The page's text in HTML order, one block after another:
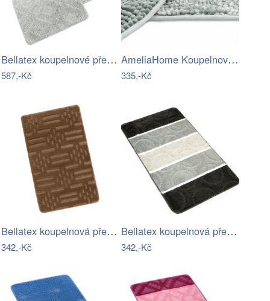
Bellatex koupelnové předložky…
587,-Kč
AmeliaHome Koupelnový koberec Bati šedý…
335,-Kč
Bellatex koupelnová předložka BANY…
342,-Kč
Bellatex koupelnová předložka AVANGARD…
342,-Kč